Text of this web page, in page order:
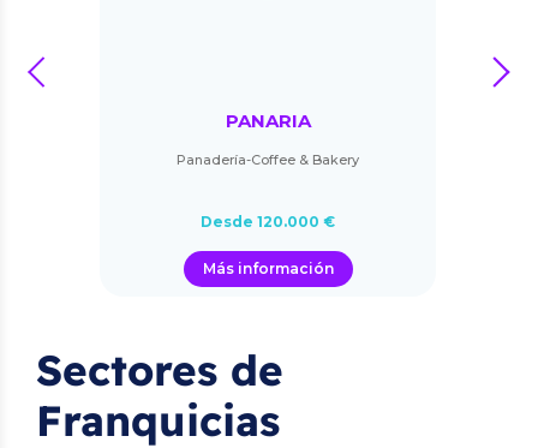
PANARIA
Panadería-Coffee & Bakery
Desde 120.000 €
Más información
prev next
Sectores de
Franquicias